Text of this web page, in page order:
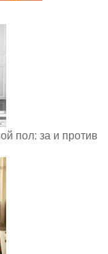
пол: за и против